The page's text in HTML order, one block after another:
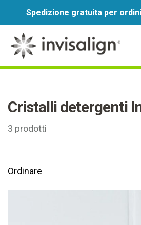
Spedizione gratuita per
Cristalli detergenti
3 prodotti
Ordinare